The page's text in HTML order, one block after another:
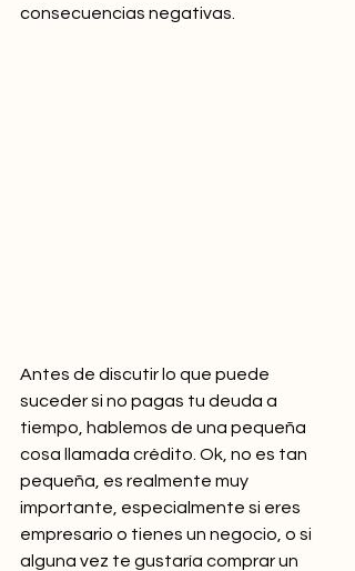
consecuencias negativas.
Antes de discutir lo que puede
suceder si no pagas tu deuda a
tiempo, hablemos de una pequeña
cosa llamada crédito. Ok, no es tan
pequeña, es realmente muy
importante, especialmente si eres
empresario o tienes un negocio, o si
alguna vez te gustaría comprar un